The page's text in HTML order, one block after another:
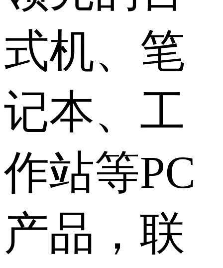
式机、笔
记本、工
作站等PC
产品，联